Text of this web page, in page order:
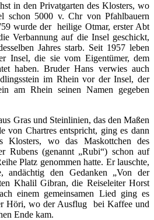
in den Privatgarten des Klosters, wo
schon 5000 v. Chr von Pfahlbauern
wurde der heilige Otmar, erster Abt
Verbannung auf die Insel geschickt,
Jahres starb. Seit 1957 leben
Insel, die sie vom Eigentümer, dem
haben. Bruder Hans verwies auch
im Rhein vor der Insel, der
am Rhein seinen Namen gegeben
Gras und Steinlinien, das den Maßen
von Chartres entspricht, ging es dann
wo das Maskottchen des
Rubens (genannt „Rubi“) schon auf
Platz genommen hatte. Er lauschte,
andächtig den Gedanken „Von der
Khalil Gibran, die Reiseleiter Horst
einem gemeinsamen Lied ging es
Höri, wo der Ausflug bei Kaffee und
Ende kam.